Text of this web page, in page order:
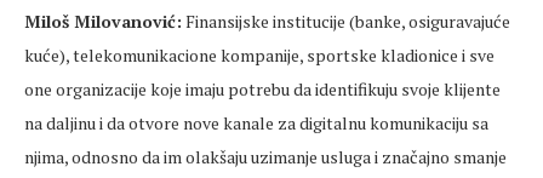
Miloš Milovanović: Finansijske institucije (banke, osiguravajuće
kuće), telekomunikacione kompanije, sportske kladionice i sve
one organizacije koje imaju potrebu da identifikuju svoje klijente
na daljinu i da otvore nove kanale za digitalnu komunikaciju sa
njima, odnosno da im olakšaju uzimanje usluga i značajno smanje